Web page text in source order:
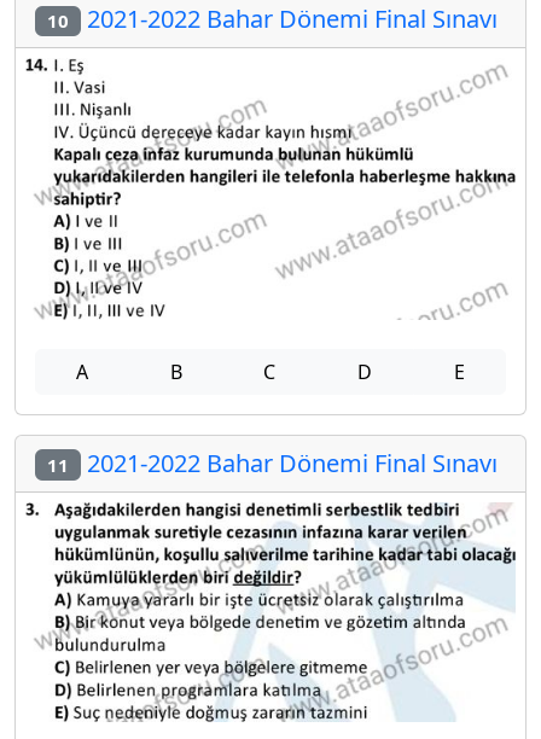
10 2021-2022 Bahar Dönemi Final Sınavı
A B C D E
11 2021-2022 Bahar Dönemi Final Sınavı